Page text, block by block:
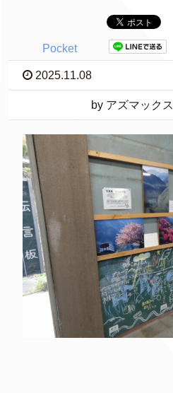
Pocket
2025.11.08
by アズマックス